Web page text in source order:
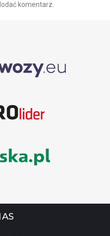
komentarz.